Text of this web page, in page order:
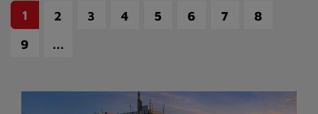
1 2 3 4 5 6 7
8
9
…